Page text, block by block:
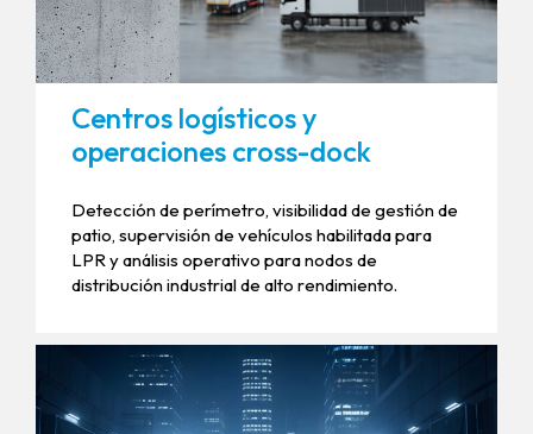
Centros logísticos y
operaciones cross-dock
Detección de perímetro, visibilidad de gestión de
patio, supervisión de vehículos habilitada para
LPR y análisis operativo para nodos de
distribución industrial de alto rendimiento.